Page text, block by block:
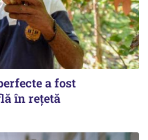
a fost
în rețetă